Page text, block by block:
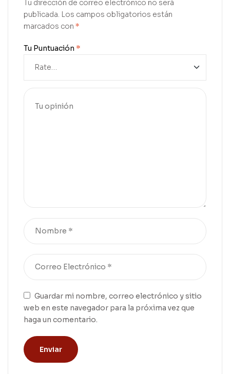
Tu dirección de correo electrónico no será
publicada. Los campos obligatorios están
marcados con *
Tu Puntuación *
Guardar mi nombre, correo electrónico y sitio
web en este navegador para la próxima vez que
haga un comentario.